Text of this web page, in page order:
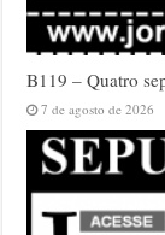
B119 – Quatro
7 de agosto de 2026